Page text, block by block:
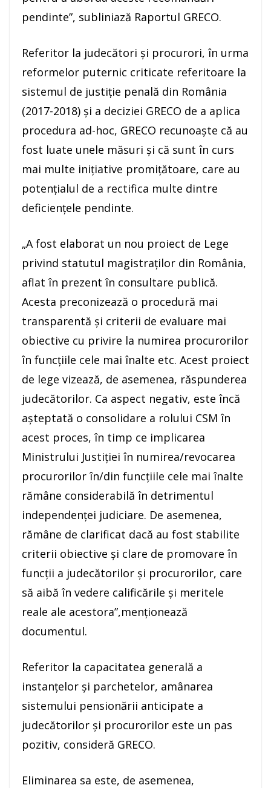
pendinte”, subliniază Raportul GRECO.
Referitor la judecători şi procurori, în urma
reformelor puternic criticate referitoare la
sistemul de justiţie penală din România
(2017-2018) şi a deciziei GRECO de a aplica
procedura ad-hoc, GRECO recunoaşte că au
fost luate unele măsuri şi că sunt în curs
mai multe iniţiative promiţătoare, care au
potenţialul de a rectifica multe dintre
deficienţele pendinte.
„A fost elaborat un nou proiect de Lege
privind statutul magistraţilor din România,
aflat în prezent în consultare publică.
Acesta preconizează o procedură mai
transparentă şi criterii de evaluare mai
obiective cu privire la numirea procurorilor
în funcţiile cele mai înalte etc. Acest proiect
de lege vizează, de asemenea, răspunderea
judecătorilor. Ca aspect negativ, este încă
aşteptată o consolidare a rolului CSM în
acest proces, în timp ce implicarea
Ministrului Justiţiei în numirea/revocarea
procurorilor în/din funcţiile cele mai înalte
rămâne considerabilă în detrimentul
independenţei judiciare. De asemenea,
rămâne de clarificat dacă au fost stabilite
criterii obiective şi clare de promovare în
funcţii a judecătorilor şi procurorilor, care
să aibă în vedere calificările şi meritele
reale ale acestora”,menţionează
documentul.
Referitor la capacitatea generală a
instanţelor şi parchetelor, amânarea
sistemului pensionării anticipate a
judecătorilor şi procurorilor este un pas
pozitiv, consideră GRECO.
Eliminarea sa este, de asemenea,